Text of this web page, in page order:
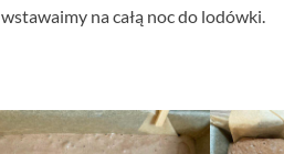
wstawaimy na całą noc do lodówki.